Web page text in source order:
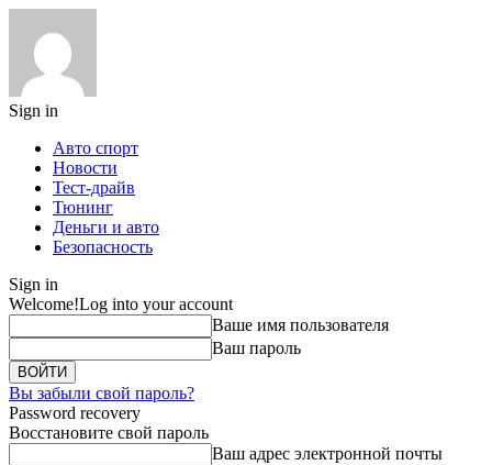
Sign in
Авто спорт
Новости
Тест-драйв
Тюнинг
Деньги и авто
Безопасность
Sign in
Welcome!Log into your account
Ваше имя пользователя
Ваш пароль
Вы забыли свой пароль?
Password recovery
Восстановите свой пароль
Ваш адрес электронной почты